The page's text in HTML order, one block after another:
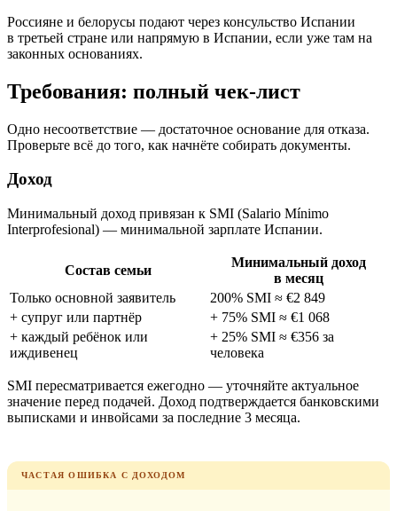
Россияне и белорусы подают через консульство Испании
в третьей стране или напрямую в Испании, если уже там на
законных основаниях.
Требования: полный чек-лист
Одно несоответствие — достаточное основание для отказа.
Проверьте всё до того, как начнёте собирать документы.
Доход
Минимальный доход привязан к SMI (Salario Mínimo
Interprofesional) — минимальной зарплате Испании.
Состав семьи
Минимальный доход
в месяц
Только основной заявитель
200% SMI ≈ €2 849
+ супруг или партнёр
+ 75% SMI ≈ €1 068
+ каждый ребёнок или
иждивенец
+ 25% SMI ≈ €356 за
человека
SMI пересматривается ежегодно — уточняйте актуальное
значение перед подачей. Доход подтверждается банковскими
выписками и инвойсами за последние 3 месяца.
ЧАСТАЯ ОШИБКА С ДОХОДОМ